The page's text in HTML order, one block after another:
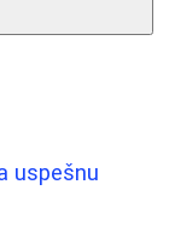
uspešnu